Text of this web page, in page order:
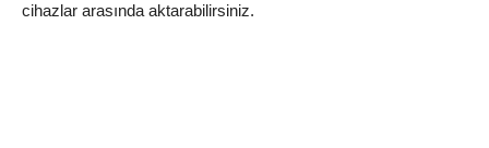
cihazlar arasında aktarabilirsiniz.